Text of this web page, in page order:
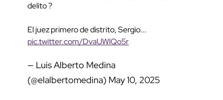
delito ?
El juez primero de distrito, Sergio...
pic.twitter.com/DvaUWlQo5r
— Luis Alberto Medina
(@elalbertomedina) May 10, 2025